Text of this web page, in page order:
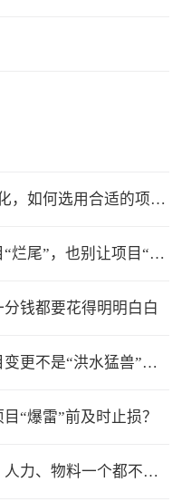
项目模板的“魔力”：标准化≠僵化，如何选用合适的项目模版？
结项申请与结项审批：别让项目“烂尾”，也别让项目“无限延期”
钱都要花得明明白白
变更请求发起与变更决策：项目变更不是“洪水猛兽”，但要管住流程
“爆雷”前及时止损？
项目监控全景图：进度、成本、人力、物料一个都不能少